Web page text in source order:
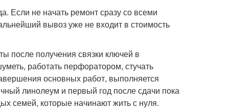
Если не начать ремонт сразу со всеми
вывоз уже не входит в стоимость
после получения связки ключей в
работать перфоратором, стучать
основных работ, выполняется
линолеум и первый год после сдачи пока
семей, которые начинают жить с нуля.